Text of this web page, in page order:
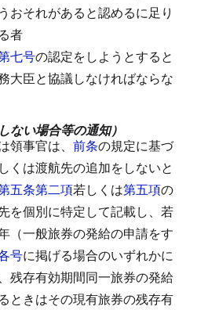
おそれがあると認めるに足り
者
七号の認定をしようとすると
大臣と協議しなければならな
ない場合等の通知）
領事官は、 前条の規定に基づ
くは渡航先の追加をしないと
五条第二項若しくは第五項の
を個別に特定して記載し、若
（一般旅券の発給の申請をす
号に掲げる場合のいずれかに
残存有効期間同一旅券の発給
ときはその現有旅券の残存有